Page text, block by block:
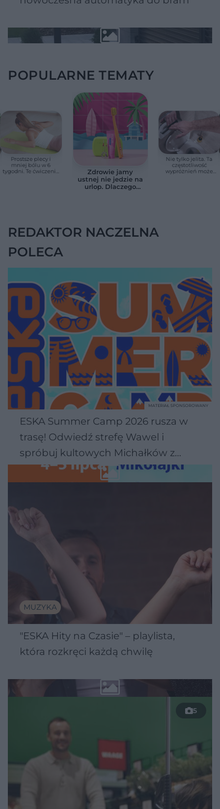
POPULARNE TEMATY
Prostsze plecy i
mniej bólu w 6
tygodni. Te ćwiczenia
Zdrowie jamy
ustnej nie jedzie na
urlop. Dlaczego
Nie tylko jelita. Ta
częstotliwość
wypróżnień może
REDAKTOR NACZELNA
POLECA
ESKA Summer Camp 2026 rusza w
trasę! Odwiedź strefę Wawel i
spróbuj kultowych Michałków z
Wawelu
MATERIAŁ SPONSOROWANY
MUZYKA
"ESKA Hity na Czasie" – playlista,
która rozkręci każdą chwilę
5